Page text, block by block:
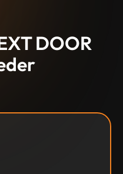
DOOR